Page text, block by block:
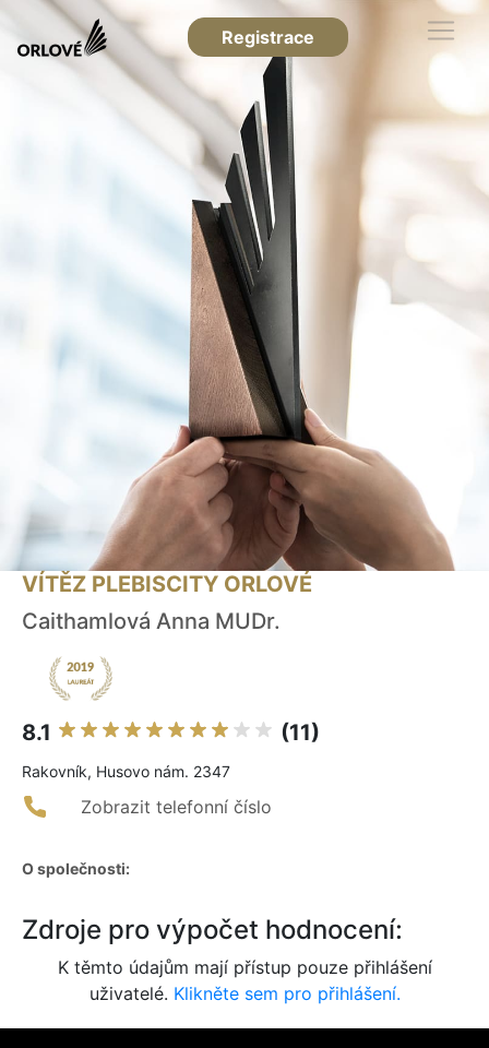
Registrace
VÍTĚZ PLEBISCITY ORLOVÉ
Caithamlová Anna MUDr.
8.1 (11)
Rakovník, Husovo nám. 2347
Zobrazit telefonní číslo
O společnosti:
Zdroje pro výpočet hodnocení:
K těmto údajům mají přístup pouze přihlášení
uživatelé. Klikněte sem pro přihlášení.